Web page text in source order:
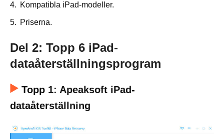
4. Kompatibla iPad-modeller.
5. Priserna.
Del 2: Topp 6 iPad-
dataåterställningsprogram
Topp 1: Apeaksoft iPad-
dataåterställning